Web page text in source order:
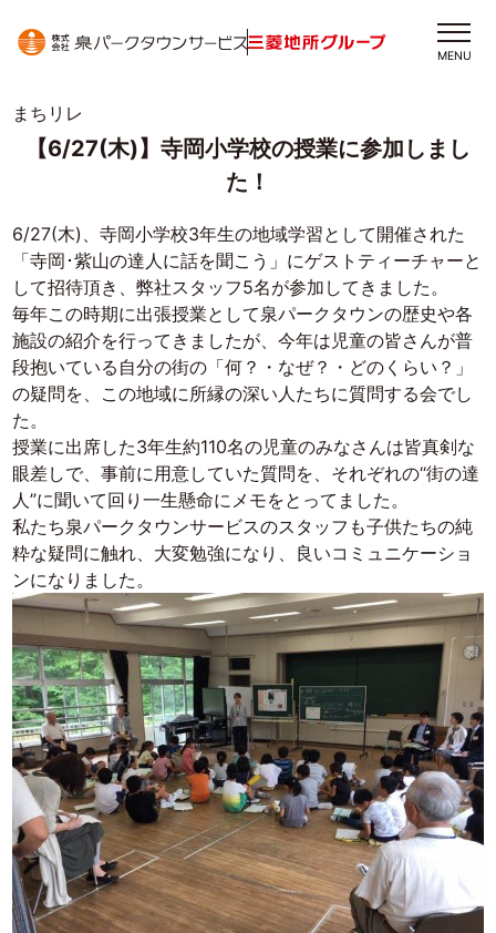
MENU
まちリレ
【6/27(木)】寺岡小学校の授業に参加しまし
た！
6/27(木)、寺岡小学校3年生の地域学習として開催された
「寺岡･紫山の達人に話を聞こう」にゲストティーチャーと
して招待頂き、弊社スタッフ5名が参加してきました。
毎年この時期に出張授業として泉パークタウンの歴史や各
施設の紹介を行ってきましたが、今年は児童の皆さんが普
段抱いている自分の街の「何？・なぜ？・どのくらい？」
の疑問を、この地域に所縁の深い人たちに質問する会でし
た。
授業に出席した3年生約110名の児童のみなさんは皆真剣な
眼差しで、事前に用意していた質問を、それぞれの“街の達
人”に聞いて回り一生懸命にメモをとってました。
私たち泉パークタウンサービスのスタッフも子供たちの純
粋な疑問に触れ、大変勉強になり、良いコミュニケーショ
ンになりました。